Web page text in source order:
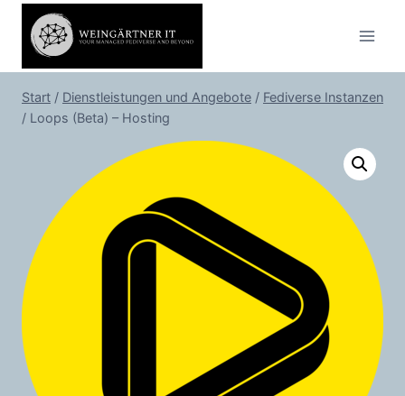
Inhalt
springen
Start / Dienstleistungen und Angebote / Fediverse Instanzen
/ Loops (Beta) – Hosting